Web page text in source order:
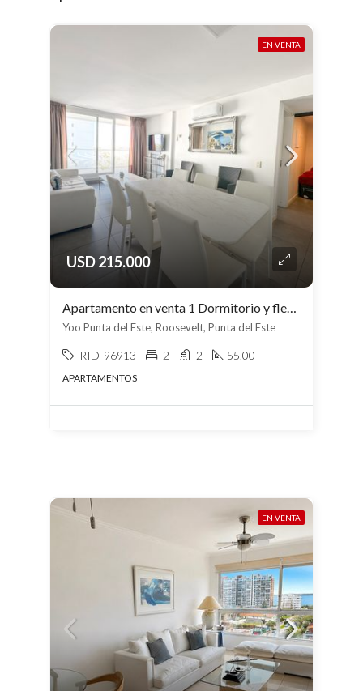
EN VENTA
USD 215.000
Apartamento en venta 1 Dormitorio y flex en Roosevelt
Yoo Punta del Este, Roosevelt, Punta del Este
RID-96913 2 2 55.00
APARTAMENTOS
EN VENTA